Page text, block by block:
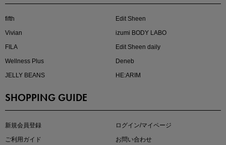
今季の注目アイテムをご紹介
fifth
Edit Sheen
Vivian
izumi BODY LABO
FILA
Edit Sheen daily
Wellness Plus
Deneb
JELLY BEANS
HE:ARIM
SHOPPING GUIDE
新規会員登録
ログイン/マイページ
ご利用ガイド
お問い合わせ